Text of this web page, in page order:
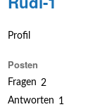
Profil
Posten
Fragen 2
Antworten 1